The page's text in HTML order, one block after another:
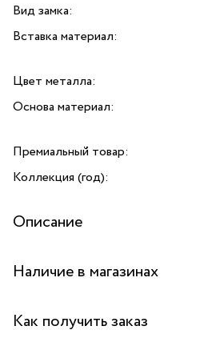
Вид замка:
Вставка материал:
Цвет металла:
Основа материал:
Премиальный товар:
Коллекция (год):
Описание
Наличие в магазинах
Бутик "La Nature" в ТЦ
Как получить заказ